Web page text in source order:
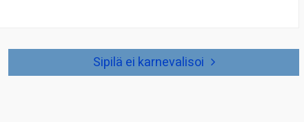
Sipilä ei karnevalisoi